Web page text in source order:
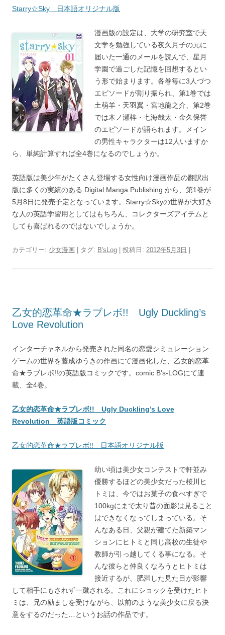
Starry☆Sky 日本語オリジナル版
漫画版の設定は、大学の研究室で天
文学を勉強している夜久月子の元に
届いた一通のメールを読んで、星月
学園で過ごした記憶を回想するとい
う形で始まります。各巻毎に3人づつ
エピソードが割り振られ、第1巻では
土萌羊・天羽翼・宮地龍之介、第2巻
では木ノ瀬梓・七海哉太・金久保誉
のエピソードが語られます。メイン
の男性キャラクターは12人いますか
ら、単純計算すれば全4巻になるのでしょうか。
英語版は美少年がたくさん登場する女性向け漫画作品の翻訳出
版に多くの実績のある Digital Manga Publishing から、第1巻が
5月8日に発売予定となっています。Starry☆Skyの世界が大好き
な人の英語学習用としてはもちろん、コレクターズアイテムと
しても喜ばれるのではないでしょうか。
カテゴリー: 少女漫画 | タグ: B'sLog | 投稿日: 2012年5月3日
乙女的恋革命★ラブレボ!! Ugly Duckling’s
Love Revolution
インターチャネルから発売された同名の恋愛シミュレーション
ゲームの世界を藤成ゆうきの作画にて漫画化した、乙女的恋革
命★ラブレボ!!の英語版コミックです。comic B’s-LOGにて連
載、全4巻。
乙女的恋革命★ラブレボ!! Ugly Duckling’s Love
Revolution 英語版コミック
乙女的恋革命★ラブレボ!! 日本語オリジナル版
幼い頃は美少女コンテストで軒並み
優勝するほどの美少女だった桜川ヒ
トミは、今ではお菓子の食べすぎで
100kgにまで太り昔の面影は見ること
はできなくなってしまっている。そ
んなある日、父親が建てた新築マン
ションにヒトミと同じ高校の生徒や
教師が引っ越してくる事になる。そ
んな彼らと仲良くなろうとヒトミは
接近するが、肥満した見た目が影響
して相手にもされず一蹴される。これにショックを受けたヒト
ミは、兄の励ましを受けながら、以前のような美少女に戻る決
意をするのだった…というお話の作品です。